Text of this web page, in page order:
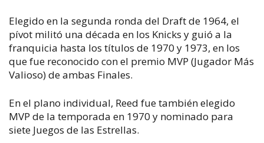
Elegido en la segunda ronda del Draft de 1964, el
pívot militó una década en los Knicks y guió a la
franquicia hasta los títulos de 1970 y 1973, en los
que fue reconocido con el premio MVP (Jugador Más
Valioso) de ambas Finales.
En el plano individual, Reed fue también elegido
MVP de la temporada en 1970 y nominado para
siete Juegos de las Estrellas.